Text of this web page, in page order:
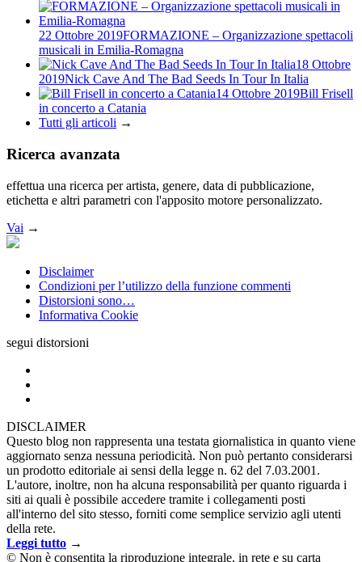
22 Ottobre 2019FORMAZIONE – Organizzazione spettacoli
musicali in Emilia-Romagna
18 Ottobre
2019Nick Cave And The Bad Seeds In Tour In Italia
14 Ottobre 2019Bill Frisell
in concerto a Catania
Tutti gli articoli →
Ricerca avanzata
effettua una ricerca per artista, genere, data di pubblicazione,
etichetta e altri parametri con l'apposito motore personalizzato.
Vai →
Disclaimer
Condizioni per l’utilizzo della funzione commenti
Distorsioni sono…
Informativa Cookie
segui distorsioni
DISCLAIMER
Questo blog non rappresenta una testata giornalistica in quanto viene
aggiornato senza nessuna periodicità. Non può pertanto considerarsi
un prodotto editoriale ai sensi della legge n. 62 del 7.03.2001.
L'autore, inoltre, non ha alcuna responsabilità per quanto riguarda i
siti ai quali è possibile accedere tramite i collegamenti posti
all'interno del sito stesso, forniti come semplice servizio agli utenti
della rete.
Leggi tutto →
© Non è consentita la riproduzione integrale, in rete e su carta